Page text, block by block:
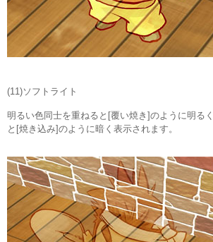
(11)ソフトライト
明るい色同士を重ねると[覆い焼き]のように明る
と[焼き込み]のように暗く表示されます。